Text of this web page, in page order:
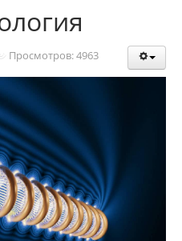
и
Просмотров: 4963